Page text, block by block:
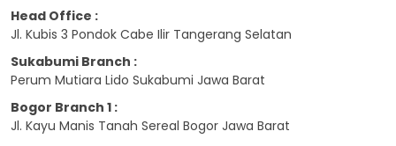
Head Office :
Jl. Kubis 3 Pondok Cabe Ilir Tangerang Selatan
Sukabumi Branch :
Perum Mutiara Lido Sukabumi Jawa Barat
Bogor Branch 1 :
Jl. Kayu Manis Tanah Sereal Bogor Jawa Barat